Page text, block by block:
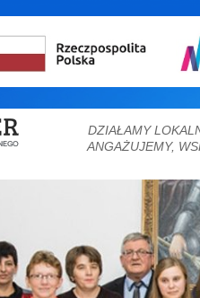
DZIAŁAMY
ANGAŻUJEMY,